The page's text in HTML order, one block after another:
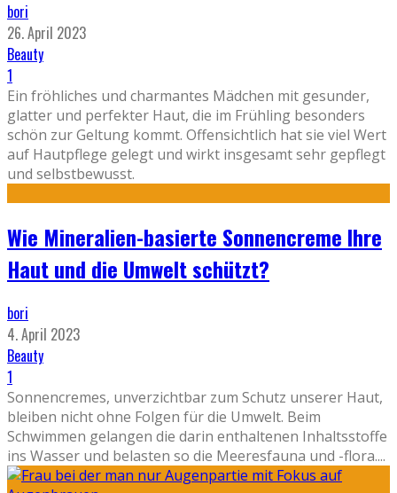
bori
26. April 2023
Beauty
1
Ein fröhliches und charmantes Mädchen mit gesunder,
glatter und perfekter Haut, die im Frühling besonders
schön zur Geltung kommt. Offensichtlich hat sie viel Wert
auf Hautpflege gelegt und wirkt insgesamt sehr gepflegt
und selbstbewusst.
Wie Mineralien-basierte Sonnencreme Ihre
Haut und die Umwelt schützt?
bori
4. April 2023
Beauty
1
Sonnencremes, unverzichtbar zum Schutz unserer Haut,
bleiben nicht ohne Folgen für die Umwelt. Beim
Schwimmen gelangen die darin enthaltenen Inhaltsstoffe
ins Wasser und belasten so die Meeresfauna und -flora....